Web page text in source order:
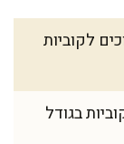
לקוביות
בגודל